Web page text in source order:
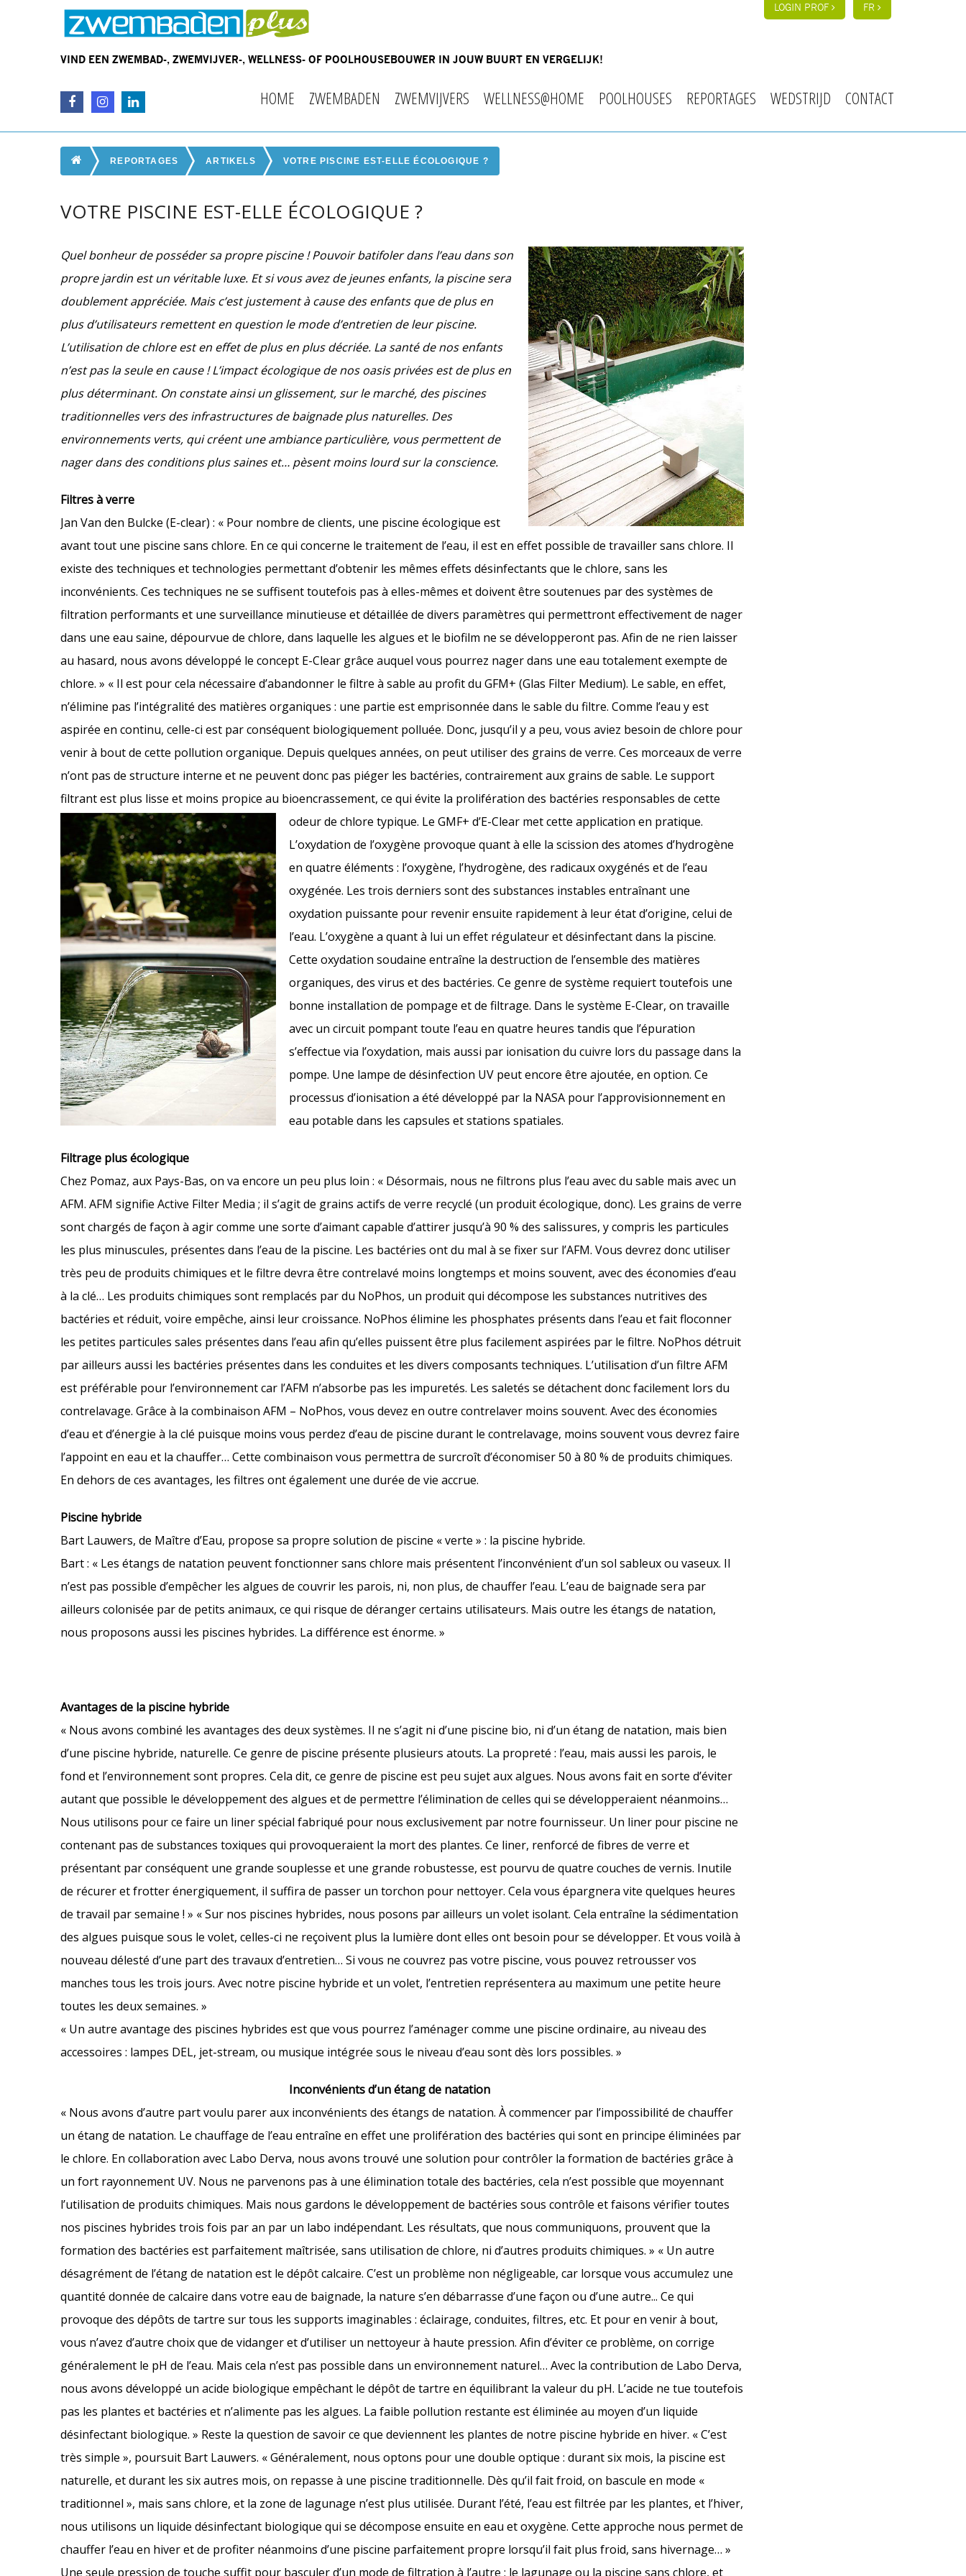
LOGIN PROF FR
VIND EEN ZWEMBAD-, ZWEMVIJVER-, WELLNESS- OF POOLHOUSEBOUWER IN JOUW BUURT EN VERGELIJK!
HOME ZWEMBADEN ZWEMVIJVERS WELLNESS@HOME POOLHOUSES REPORTAGES WEDSTRIJD CONTACT
REPORTAGES ARTIKELS VOTRE PISCINE EST-ELLE ÉCOLOGIQUE ?
VOTRE PISCINE EST-ELLE ÉCOLOGIQUE ?
Quel bonheur de posséder sa propre piscine ! Pouvoir batifoler dans l’eau dans son
propre jardin est un véritable luxe. Et si vous avez de jeunes enfants, la piscine sera
doublement appréciée. Mais c’est justement à cause des enfants que de plus en
plus d’utilisateurs remettent en question le mode d’entretien de leur piscine.
L’utilisation de chlore est en effet de plus en plus décriée. La santé de nos enfants
n’est pas la seule en cause ! L’impact écologique de nos oasis privées est de plus en
plus déterminant. On constate ainsi un glissement, sur le marché, des piscines
traditionnelles vers des infrastructures de baignade plus naturelles. Des
environnements verts, qui créent une ambiance particulière, vous permettent de
nager dans des conditions plus saines et… pèsent moins lourd sur la conscience.
Filtres à verre
Jan Van den Bulcke (E-clear) : « Pour nombre de clients, une piscine écologique est
avant tout une piscine sans chlore. En ce qui concerne le traitement de l’eau, il est en effet possible de travailler sans chlore. Il
existe des techniques et technologies permettant d’obtenir les mêmes effets désinfectants que le chlore, sans les
inconvénients. Ces techniques ne se suffisent toutefois pas à elles-mêmes et doivent être soutenues par des systèmes de
filtration performants et une surveillance minutieuse et détaillée de divers paramètres qui permettront effectivement de nager
dans une eau saine, dépourvue de chlore, dans laquelle les algues et le biofilm ne se développeront pas. Afin de ne rien laisser
au hasard, nous avons développé le concept E-Clear grâce auquel vous pourrez nager dans une eau totalement exempte de
chlore. » « Il est pour cela nécessaire d’abandonner le filtre à sable au profit du GFM+ (Glas Filter Medium). Le sable, en effet,
n’élimine pas l’intégralité des matières organiques : une partie est emprisonnée dans le sable du filtre. Comme l’eau y est
aspirée en continu, celle-ci est par conséquent biologiquement polluée. Donc, jusqu’il y a peu, vous aviez besoin de chlore pour
venir à bout de cette pollution organique. Depuis quelques années, on peut utiliser des grains de verre. Ces morceaux de verre
n’ont pas de structure interne et ne peuvent donc pas piéger les bactéries, contrairement aux grains de sable. Le support
filtrant est plus lisse et moins propice au bioencrassement, ce qui évite la prolifération des bactéries responsables de cette
odeur de chlore typique. Le GMF+ d’E-Clear met cette application en pratique.
L’oxydation de l’oxygène provoque quant à elle la scission des atomes d’hydrogène
en quatre éléments : l’oxygène, l’hydrogène, des radicaux oxygénés et de l’eau
oxygénée. Les trois derniers sont des substances instables entraînant une
oxydation puissante pour revenir ensuite rapidement à leur état d’origine, celui de
l’eau. L’oxygène a quant à lui un effet régulateur et désinfectant dans la piscine.
Cette oxydation soudaine entraîne la destruction de l’ensemble des matières
organiques, des virus et des bactéries. Ce genre de système requiert toutefois une
bonne installation de pompage et de filtrage. Dans le système E-Clear, on travaille
avec un circuit pompant toute l’eau en quatre heures tandis que l’épuration
s’effectue via l’oxydation, mais aussi par ionisation du cuivre lors du passage dans la
pompe. Une lampe de désinfection UV peut encore être ajoutée, en option. Ce
processus d’ionisation a été développé par la NASA pour l’approvisionnement en
eau potable dans les capsules et stations spatiales.
Filtrage plus écologique
Chez Pomaz, aux Pays-Bas, on va encore un peu plus loin : « Désormais, nous ne filtrons plus l’eau avec du sable mais avec un
AFM. AFM signifie Active Filter Media ; il s’agit de grains actifs de verre recyclé (un produit écologique, donc). Les grains de verre
sont chargés de façon à agir comme une sorte d’aimant capable d’attirer jusqu’à 90 % des salissures, y compris les particules
les plus minuscules, présentes dans l’eau de la piscine. Les bactéries ont du mal à se fixer sur l’AFM. Vous devrez donc utiliser
très peu de produits chimiques et le filtre devra être contrelavé moins longtemps et moins souvent, avec des économies d’eau
à la clé… Les produits chimiques sont remplacés par du NoPhos, un produit qui décompose les substances nutritives des
bactéries et réduit, voire empêche, ainsi leur croissance. NoPhos élimine les phosphates présents dans l’eau et fait floconner
les petites particules sales présentes dans l’eau afin qu’elles puissent être plus facilement aspirées par le filtre. NoPhos détruit
par ailleurs aussi les bactéries présentes dans les conduites et les divers composants techniques. L’utilisation d’un filtre AFM
est préférable pour l’environnement car l’AFM n’absorbe pas les impuretés. Les saletés se détachent donc facilement lors du
contrelavage. Grâce à la combinaison AFM – NoPhos, vous devez en outre contrelaver moins souvent. Avec des économies
d’eau et d’énergie à la clé puisque moins vous perdez d’eau de piscine durant le contrelavage, moins souvent vous devrez faire
l’appoint en eau et la chauffer… Cette combinaison vous permettra de surcroît d’économiser 50 à 80 % de produits chimiques.
En dehors de ces avantages, les filtres ont également une durée de vie accrue.
Piscine hybride
Bart Lauwers, de Maître d’Eau, propose sa propre solution de piscine « verte » : la piscine hybride.
Bart : « Les étangs de natation peuvent fonctionner sans chlore mais présentent l’inconvénient d’un sol sableux ou vaseux. Il
n’est pas possible d’empêcher les algues de couvrir les parois, ni, non plus, de chauffer l’eau. L’eau de baignade sera par
ailleurs colonisée par de petits animaux, ce qui risque de déranger certains utilisateurs. Mais outre les étangs de natation,
nous proposons aussi les piscines hybrides. La différence est énorme. »
Avantages de la piscine hybride
« Nous avons combiné les avantages des deux systèmes. Il ne s’agit ni d’une piscine bio, ni d’un étang de natation, mais bien
d’une piscine hybride, naturelle. Ce genre de piscine présente plusieurs atouts. La propreté : l’eau, mais aussi les parois, le
fond et l’environnement sont propres. Cela dit, ce genre de piscine est peu sujet aux algues. Nous avons fait en sorte d’éviter
autant que possible le développement des algues et de permettre l’élimination de celles qui se développeraient néanmoins…
Nous utilisons pour ce faire un liner spécial fabriqué pour nous exclusivement par notre fournisseur. Un liner pour piscine ne
contenant pas de substances toxiques qui provoqueraient la mort des plantes. Ce liner, renforcé de fibres de verre et
présentant par conséquent une grande souplesse et une grande robustesse, est pourvu de quatre couches de vernis. Inutile
de récurer et frotter énergiquement, il suffira de passer un torchon pour nettoyer. Cela vous épargnera vite quelques heures
de travail par semaine ! » « Sur nos piscines hybrides, nous posons par ailleurs un volet isolant. Cela entraîne la sédimentation
des algues puisque sous le volet, celles-ci ne reçoivent plus la lumière dont elles ont besoin pour se développer. Et vous voilà à
nouveau délesté d’une part des travaux d’entretien… Si vous ne couvrez pas votre piscine, vous pouvez retrousser vos
manches tous les trois jours. Avec notre piscine hybride et un volet, l’entretien représentera au maximum une petite heure
toutes les deux semaines. »
« Un autre avantage des piscines hybrides est que vous pourrez l’aménager comme une piscine ordinaire, au niveau des
accessoires : lampes DEL, jet-stream, ou musique intégrée sous le niveau d’eau sont dès lors possibles. »
Inconvénients d’un étang de natation
« Nous avons d’autre part voulu parer aux inconvénients des étangs de natation. À commencer par l’impossibilité de chauffer
un étang de natation. Le chauffage de l’eau entraîne en effet une prolifération des bactéries qui sont en principe éliminées par
le chlore. En collaboration avec Labo Derva, nous avons trouvé une solution pour contrôler la formation de bactéries grâce à
un fort rayonnement UV. Nous ne parvenons pas à une élimination totale des bactéries, cela n’est possible que moyennant
l’utilisation de produits chimiques. Mais nous gardons le développement de bactéries sous contrôle et faisons vérifier toutes
nos piscines hybrides trois fois par an par un labo indépendant. Les résultats, que nous communiquons, prouvent que la
formation des bactéries est parfaitement maîtrisée, sans utilisation de chlore, ni d’autres produits chimiques. » « Un autre
désagrément de l’étang de natation est le dépôt calcaire. C’est un problème non négligeable, car lorsque vous accumulez une
quantité donnée de calcaire dans votre eau de baignade, la nature s’en débarrasse d’une façon ou d’une autre... Ce qui
provoque des dépôts de tartre sur tous les supports imaginables : éclairage, conduites, filtres, etc. Et pour en venir à bout,
vous n’avez d’autre choix que de vidanger et d’utiliser un nettoyeur à haute pression. Afin d’éviter ce problème, on corrige
généralement le pH de l’eau. Mais cela n’est pas possible dans un environnement naturel… Avec la contribution de Labo Derva,
nous avons développé un acide biologique empêchant le dépôt de tartre en équilibrant la valeur du pH. L’acide ne tue toutefois
pas les plantes et bactéries et n’alimente pas les algues. La faible pollution restante est éliminée au moyen d’un liquide
désinfectant biologique. » Reste la question de savoir ce que deviennent les plantes de notre piscine hybride en hiver. « C’est
très simple », poursuit Bart Lauwers. « Généralement, nous optons pour une double optique : durant six mois, la piscine est
naturelle, et durant les six autres mois, on repasse à une piscine traditionnelle. Dès qu’il fait froid, on bascule en mode «
traditionnel », mais sans chlore, et la zone de lagunage n’est plus utilisée. Durant l’été, l’eau est filtrée par les plantes, et l’hiver,
nous utilisons un liquide désinfectant biologique qui se décompose ensuite en eau et oxygène. Cette approche nous permet de
chauffer l’eau en hiver et de profiter néanmoins d’une piscine parfaitement propre lorsqu’il fait plus froid, sans hivernage… »
Une seule pression de touche suffit pour basculer d’un mode de filtration à l’autre : le lagunage ou la piscine sans chlore, et